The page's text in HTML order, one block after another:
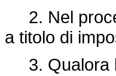
2. Nel
a titolo di
3. Qualora